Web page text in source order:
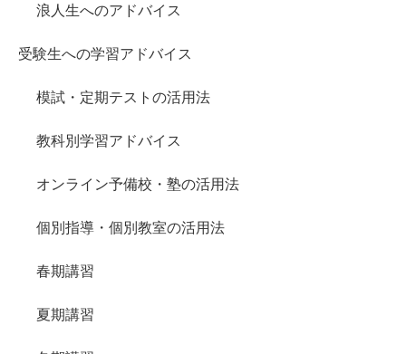
浪人生へのアドバイス
受験生への学習アドバイス
模試・定期テストの活用法
教科別学習アドバイス
オンライン予備校・塾の活用法
個別指導・個別教室の活用法
春期講習
夏期講習